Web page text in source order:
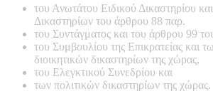
του Ανωτάτου Ειδικού Δικαστηρίου
Δικαστηρίων του άρθρου 88 παρ.
του Συντάγματος και του άρθρου 99
του Συμβουλίου της Επικρατείας και
διοικητικών δικαστηρίων της χώρας,
του Ελεγκτικού Συνεδρίου και
των πολιτικών δικαστηρίων της χώρας.